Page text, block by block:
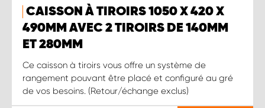
CAISSON À TIROIRS 1050 X 420 X
490MM AVEC 2 TIROIRS DE 140MM
ET 280MM
Ce caisson à tiroirs vous offre un système de
rangement pouvant être placé et configuré au gré
de vos besoins. (Retour/échange exclus)